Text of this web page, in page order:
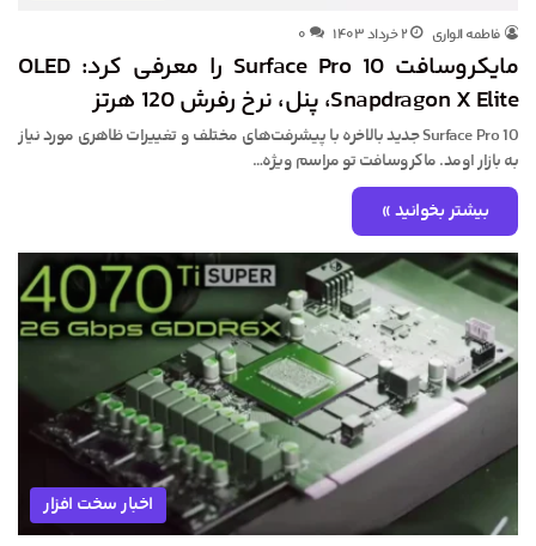
فاطمه الواری ۲ خرداد ۱۴۰۳ ۰
مایکروسافت Surface Pro 10 را معرفی کرد: OLED
،Snapdragon X Elite پنل، نرخ رفرش 120 هرتز
Surface Pro 10 جدید بالاخره با پیشرفت‌های مختلف و تغییرات ظاهری مورد نیاز
به بازار اومد. ماکروسافت تو مراسم ویژه…
بیشتر بخوانید »
اخبار سخت افزار